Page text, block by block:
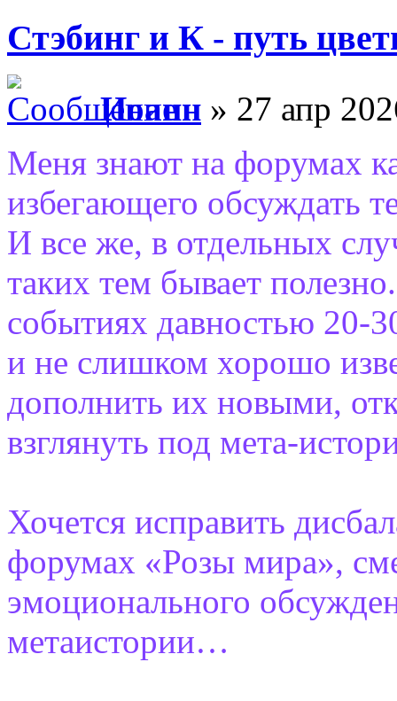
Стэбинг и К - путь
Иоанн » 27 апр
Меня знают на форумах
избегающего обсуждать
И все же, в отдельных
таких тем бывает
событиях давностью 20-
и не слишком хорошо
дополнить их новыми,
взглянуть под мета-
Хочется исправить
форумах «Розы мира»,
эмоционального
метаистории…